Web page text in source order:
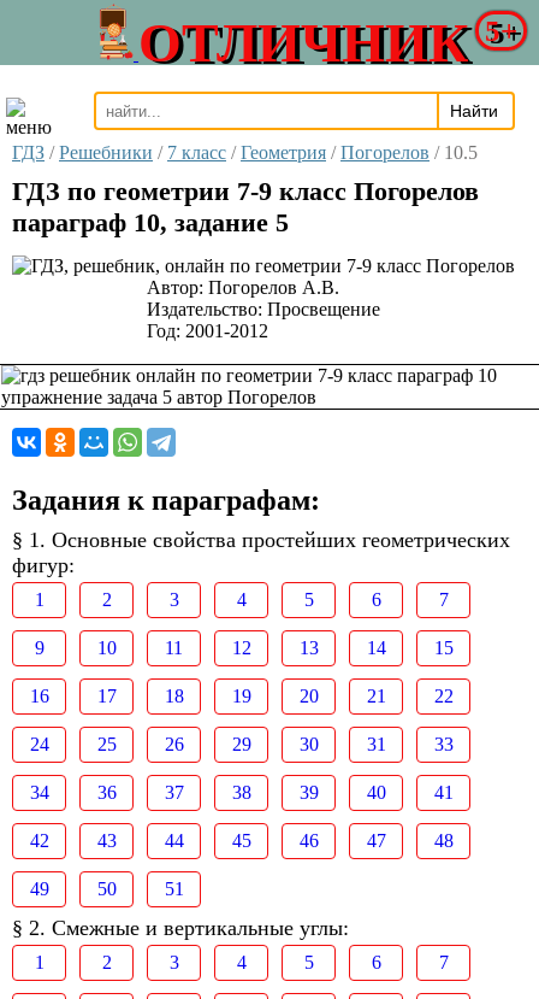
ОТЛИЧНИК 5+
ГДЗ / Решебники / 7 класс / Геометрия / Погорелов / 10.5
ГДЗ по геометрии 7-9 класс Погорелов
параграф 10, задание 5
Автор: Погорелов А.В.
Издательство: Просвещение
Год: 2001-2012
Задания к параграфам:
§ 1. Основные свойства простейших геометрических
фигур:
1 2 3 4 5 6 7
9 10 11 12 13 14 15
16 17 18 19 20 21 22
24 25 26 29 30 31 33
34 36 37 38 39 40 41
42 43 44 45 46 47 48
49 50 51
§ 2. Смежные и вертикальные углы:
1 2 3 4 5 6 7